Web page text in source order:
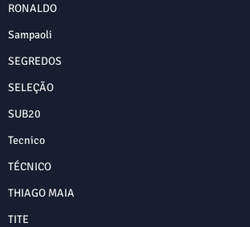
RONALDO
Sampaoli
SEGREDOS
SELEÇÃO
SUB20
Tecnico
TÉCNICO
THIAGO MAIA
TITE